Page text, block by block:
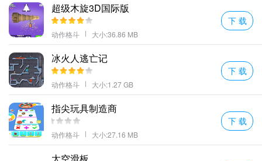
敌人击飞到空中。
2、每次击败敌人都能获得经验值和金币奖励，用于提升角色属性和
购买新装备。
3、在战斗中要注意躲避敌人的攻击，合理利用闪避和格挡技能来保
护自己。
4、不同武器拥有独特的攻击方式和伤害特性，需要针对不同敌人选
择合适的武器。
手游内容
1、多样化的敌人类型让战斗充满变数，需要灵活应对各种突发情
超级木旋3D国际版
动作格斗 大小:36.86 MB
下 载
冰火人逃亡记
动作格斗 大小:1.27 GB
下 载
指尖玩具制造商
动作格斗 大小:27.16 MB
下 载